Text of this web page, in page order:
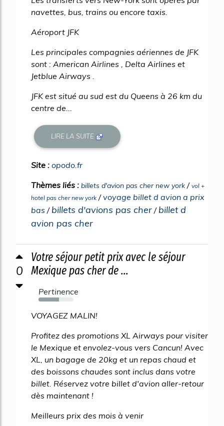
navettes, bus, trains ou encore taxis.
Aéroport JFK
Les principales compagnies aériennes de JFK
sont : American Airlines , Delta Airlines et
Jetblue Airways .
JFK est situé au sud est du Queens à 26 km du
centre de...
LIRE LA SUITE
Site : opodo.fr
Thèmes liés : billets d'avion pas cher new york / vol +
hotel pas cher new york /voyage billet d avion a prix
bas / billets d'avions pas cher / billet d
avion pas cher
0
Votre séjour petit prix avec le séjour
Mexique pas cher de ...
Pertinence
59%
VOYAGEZ MALIN!
Profitez des promotions XL Airways pour visiter
le Mexique et envolez-vous vers Cancun! Avec
XL, un bagage de 20kg et un repas chaud et
des boissons chaudes sont inclus dans votre
billet. Réservez votre billet d'avion aller-retour
dès maintenant !
Meilleurs prix des mois à venir